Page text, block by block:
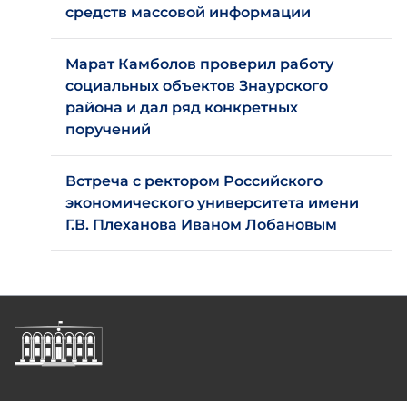
средств массовой информации
Марат Камболов проверил работу
социальных объектов Знаурского
района и дал ряд конкретных
поручений
Встреча с ректором Российского
экономического университета имени
Г.В. Плеханова Иваном Лобановым